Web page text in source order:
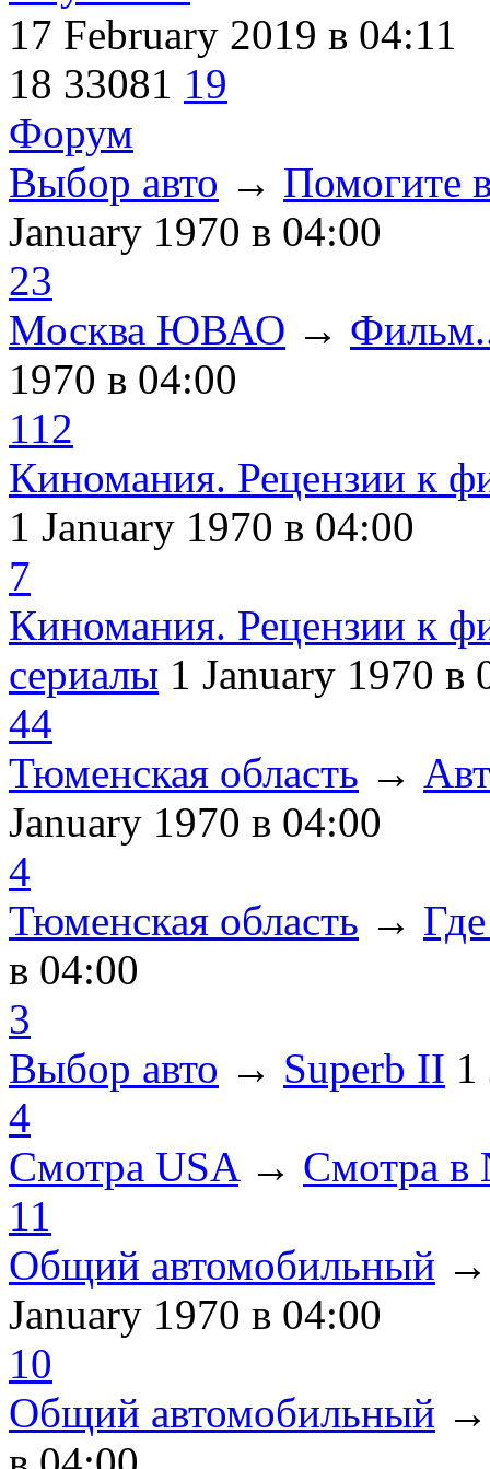
17 February 2019 в 04:11
18 33081 19
Форум
Выбор авто → Помогите
January 1970 в 04:00
23
Москва ЮВАО →
1970 в 04:00
112
Киномания. Рецензии к
1 January 1970 в 04:00
7
Киномания. Рецензии к
сериалы 1 January 1970 в
44
Тюменская область →
January 1970 в 04:00
4
Тюменская область →
в 04:00
3
Выбор авто → Superb II
4
Смотра USA→ Смотра в
11
Общий автомобильный
January 1970 в 04:00
10
Общий автомобильный